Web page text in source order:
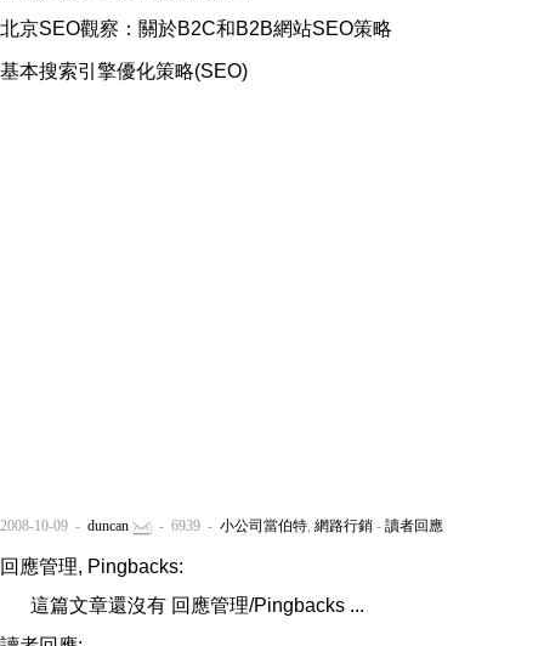
北京SEO觀察：關於B2C和B2B網站SEO策略
基本搜索引擎優化策略(SEO)
2008-10-09 - duncan - 6939 - 小公司當伯特, 網路行銷 - 讀者回應
回應管理, Pingbacks:
這篇文章還沒有 回應管理/Pingbacks ...